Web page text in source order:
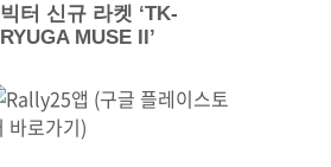
빅터 신규 라켓 ‘TK-
RYUGA MUSE II’